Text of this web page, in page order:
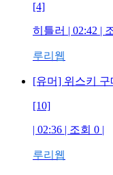
[4]
히틀러 | 02:42 |
루리웹
[유머] 위스키
[10]
| 02:36 | 조회 0 |
루리웹